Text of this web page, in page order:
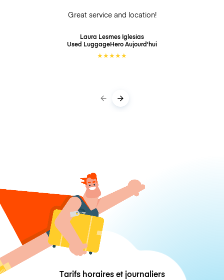
Great service and location!
Laura Lesmes Iglesias
Used LuggageHeroAujourd'hui
★★★★★
Tarifs horaires et journaliers